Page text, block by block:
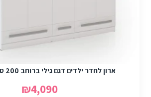
ארון לחדר ילדים דגם גילי ברוחב 200 ס"מ 3 מגירות
₪4,090